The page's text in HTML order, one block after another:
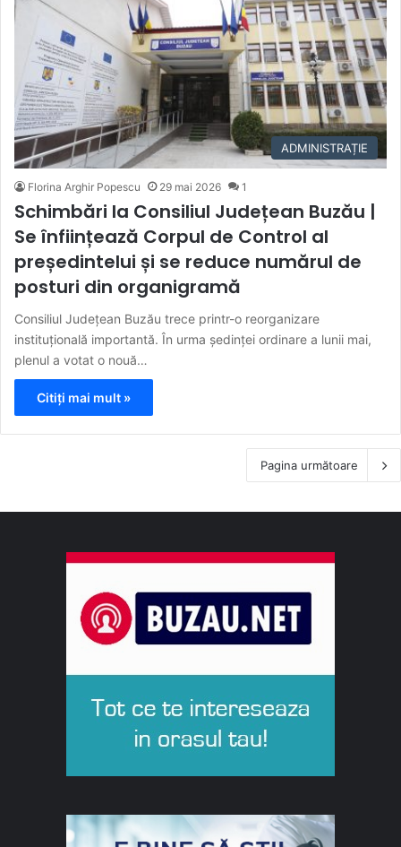
ADMINISTRAȚIE
Florina Arghir Popescu 29 mai 2026 1
Schimbări la Consiliul Județean Buzău |
Se înființează Corpul de Control al
președintelui și se reduce numărul de
posturi din organigramă
Consiliul Județean Buzău trece printr-o reorganizare
instituțională importantă. În urma ședinței ordinare a lunii mai,
plenul a votat o nouă…
Citiți mai mult »
Pagina următoare